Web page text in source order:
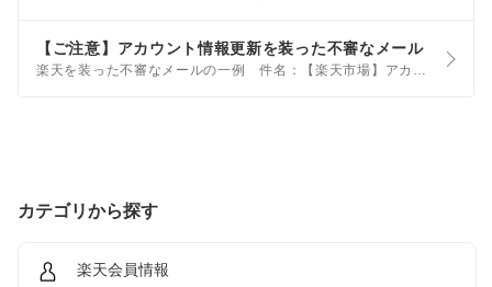
【ご注意】アカウント情報更新を装った不審なメール
楽天を装った不審なメールの一例 件名：【楽天市場】アカウント情報更新のお知らせ ※上記以外の件名も使われている可能性があります。 あわせて以下の内容にもご注意ください。 身に覚えのない内容のメールやSMSに記載されているリンク、URLはタップしない
カテゴリから探す
楽天会員情報